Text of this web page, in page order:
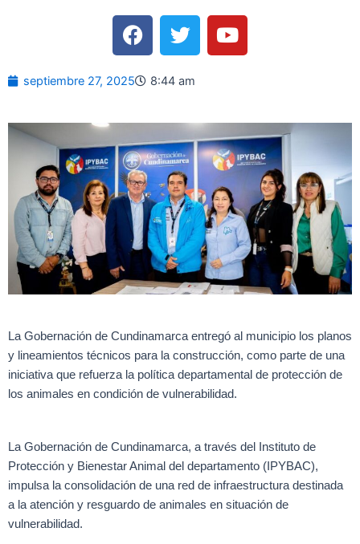
F
a
c
e
o
k
T
w
i
t
r
Y
o
u
e
septiembre 27, 2025 8:44 am
La Gobernación de Cundinamarca entregó al municipio los planos
y lineamientos técnicos para la construcción, como parte de una
iniciativa que refuerza la política departamental de protección de
los animales en condición de vulnerabilidad.
La Gobernación de Cundinamarca, a través del Instituto de
Protección y Bienestar Animal del departamento (IPYBAC),
impulsa la consolidación de una red de infraestructura destinada
a la atención y resguardo de animales en situación de
vulnerabilidad.